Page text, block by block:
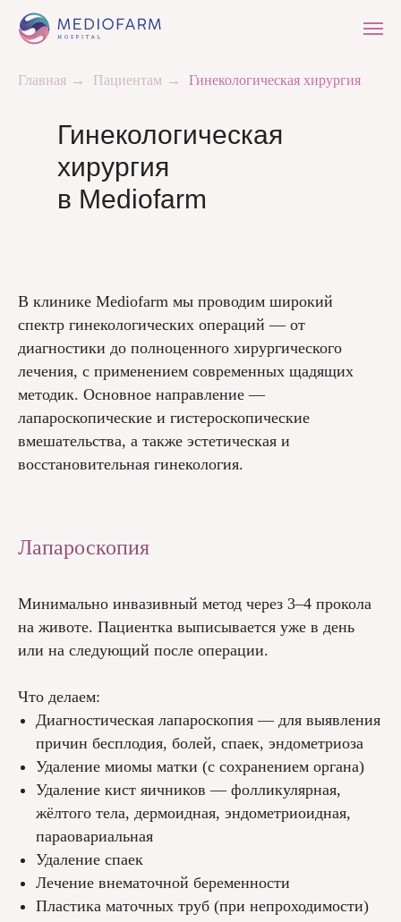
Главная → Пациентам → Гинекологическая хирургия
Гинекологическая
хирургия
в Mediofarm
В клинике Mediofarm мы проводим широкий
спектр гинекологических операций — от
диагностики до полноценного хирургического
лечения, с применением современных щадящих
методик. Основное направление —
лапароскопические и гистероскопические
вмешательства, а также эстетическая и
восстановительная гинекология.
Лапароскопия
Минимально инвазивный метод через 3–4 прокола
на животе. Пациентка выписывается уже в день
или на следующий после операции.
Что делаем:
Диагностическая лапароскопия — для выявления
причин бесплодия, болей, спаек, эндометриоза
Удаление миомы матки (с сохранением органа)
Удаление кист яичников — фолликулярная,
жёлтого тела, дермоидная, эндометриоидная,
параовариальная
Удаление спаек
Лечение внематочной беременности
Пластика маточных труб (при непроходимости)